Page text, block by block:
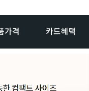
가격 카드혜택